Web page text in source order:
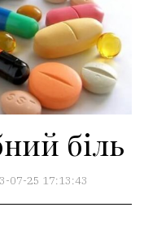
біль
07-25 17:13:43